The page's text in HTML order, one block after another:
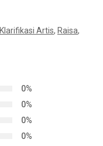
Klarifikasi Artis, Raisa,
0%
0%
0%
0%